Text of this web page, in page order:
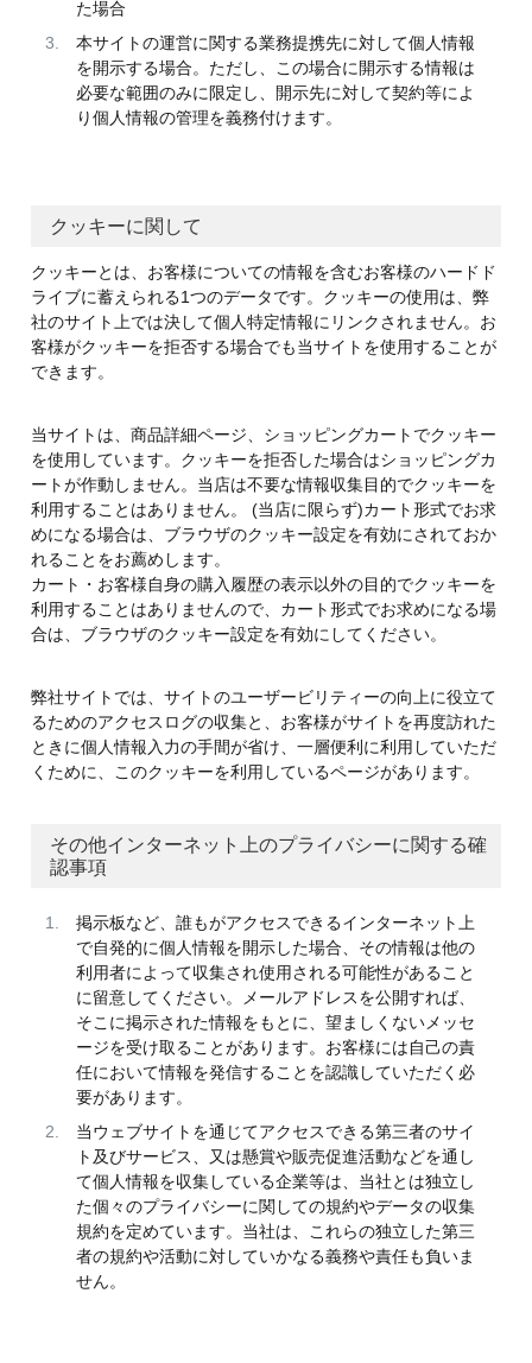
た場合
本サイトの運営に関する業務提携先に対して個人情報
を開示する場合。ただし、この場合に開示する情報は
必要な範囲のみに限定し、開示先に対して契約等によ
り個人情報の管理を義務付けます。
クッキーに関して
クッキーとは、お客様についての情報を含むお客様のハードド
ライブに蓄えられる1つのデータです。クッキーの使用は、弊
社のサイト上では決して個人特定情報にリンクされません。お
客様がクッキーを拒否する場合でも当サイトを使用することが
できます。
当サイトは、商品詳細ページ、ショッピングカートでクッキー
を使用しています。クッキーを拒否した場合はショッピングカ
ートが作動しません。当店は不要な情報収集目的でクッキーを
利用することはありません。 (当店に限らず)カート形式でお求
めになる場合は、ブラウザのクッキー設定を有効にされておか
れることをお薦めします。
カート・お客様自身の購入履歴の表示以外の目的でクッキーを
利用することはありませんので、カート形式でお求めになる場
合は、ブラウザのクッキー設定を有効にしてください。
弊社サイトでは、サイトのユーザービリティーの向上に役立て
るためのアクセスログの収集と、お客様がサイトを再度訪れた
ときに個人情報入力の手間が省け、一層便利に利用していただ
くために、このクッキーを利用しているページがあります。
その他インターネット上のプライバシーに関する確
認事項
掲示板など、誰もがアクセスできるインターネット上
で自発的に個人情報を開示した場合、その情報は他の
利用者によって収集され使用される可能性があること
に留意してください。メールアドレスを公開すれば、
そこに掲示された情報をもとに、望ましくないメッセ
ージを受け取ることがあります。お客様には自己の責
任において情報を発信することを認識していただく必
要があります。
当ウェブサイトを通じてアクセスできる第三者のサイ
ト及びサービス、又は懸賞や販売促進活動などを通し
て個人情報を収集している企業等は、当社とは独立し
た個々のプライバシーに関しての規約やデータの収集
規約を定めています。当社は、これらの独立した第三
者の規約や活動に対していかなる義務や責任も負いま
せん。